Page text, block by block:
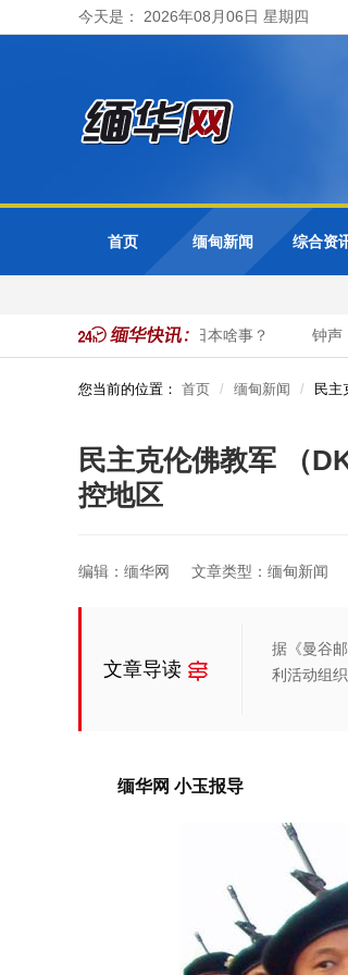
今天是： 2026年08月06日 星期四
首页 缅甸新闻 综合资
中国军舰自由巡航，关日本啥事？ 钟声
您当前的位置： 首页 缅甸新闻 民主
民主克伦佛教军 （
控地区
编辑：缅华网 文章类型：缅甸新闻
文章导读
据《曼谷
利活动组
缅华网 小玉报导